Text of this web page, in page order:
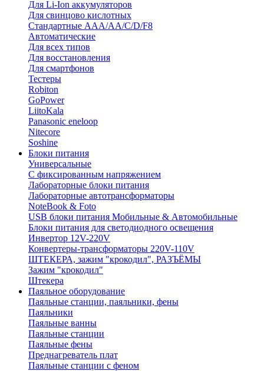
Для Li-Ion аккумуляторов
Для свинцово кислотных
Стандартные ААА/АА/С/D/F8
Автоматические
Для всех типов
Для восстановления
Для смартфонов
Тестеры
Robiton
GoPower
LiitoKala
Panasonic eneloop
Nitecore
Soshine
Блоки питания
Универсальные
C фиксированным напряжением
Лабораторные блоки питания
Лабораторные автотрансформаторы
NoteBook & Foto
USB блоки питания Мобильные & Автомобильные
Блоки питания для светодиодного освещения
Инвертор 12V-220V
Конвертеры-трансформаторы 220V-110V
ШТЕКЕРА, зажим "крокодил", РАЗЪЁМЫ
Зажим "крокодил"
Штекера
Паяльное оборудование
Паяльные станции, паяльники, фены
Паяльники
Паяльные ванны
Паяльные станции
Паяльные фены
Преднагреватель плат
Паяльные станции с феном